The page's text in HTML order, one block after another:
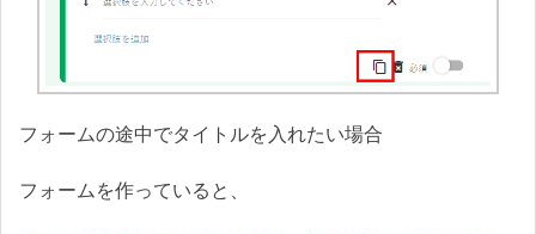
フォームの途中でタイトルを入れたい場合
フォームを作っていると、